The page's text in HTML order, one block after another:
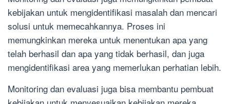
kebijakan untuk mengidentifikasi masalah dan mencari
solusi untuk memecahkannya. Proses ini
memungkinkan mereka untuk menentukan apa yang
telah berhasil dan apa yang tidak berhasil, dan juga
mengidentifikasi area yang memerlukan perhatian lebih.
Monitoring dan evaluasi juga bisa membantu pembuat